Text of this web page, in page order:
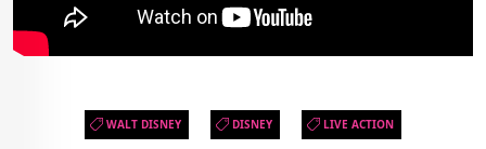
WALT DISNEY DISNEY LIVE ACTION